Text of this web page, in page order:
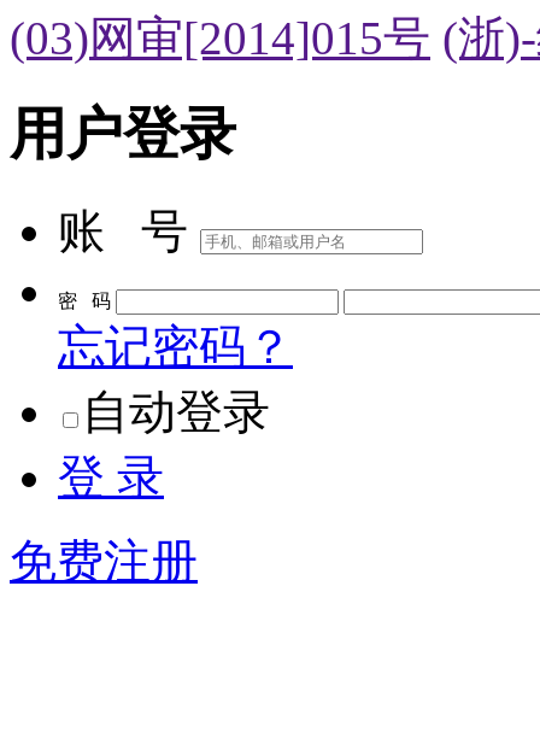
(03)网审[2014]015号 (浙
用户登录
账 号
密 码
忘记密码？
自动登录
登 录
免费注册